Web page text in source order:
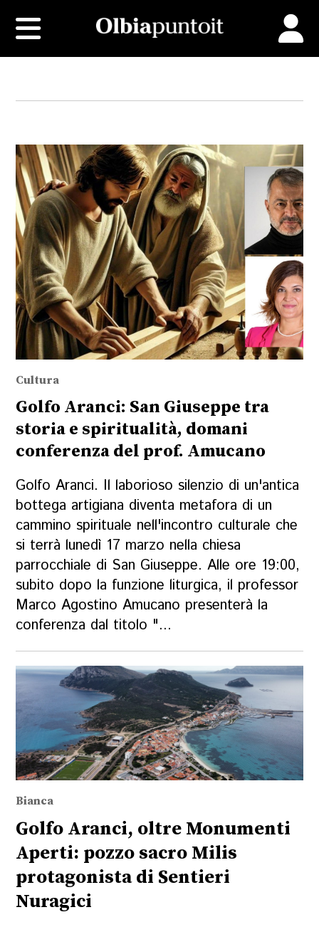
Cultura
Golfo Aranci: San Giuseppe tra
storia e spiritualità, domani
conferenza del prof. Amucano
Golfo Aranci. Il laborioso silenzio di un'antica
bottega artigiana diventa metafora di un
cammino spirituale nell'incontro culturale che
si terrà lunedì 17 marzo nella chiesa
parrocchiale di San Giuseppe. Alle ore 19:00,
subito dopo la funzione liturgica, il professor
Marco Agostino Amucano presenterà la
conferenza dal titolo "...
Bianca
Golfo Aranci, oltre Monumenti
Aperti: pozzo sacro Milis
protagonista di Sentieri
Nuragici